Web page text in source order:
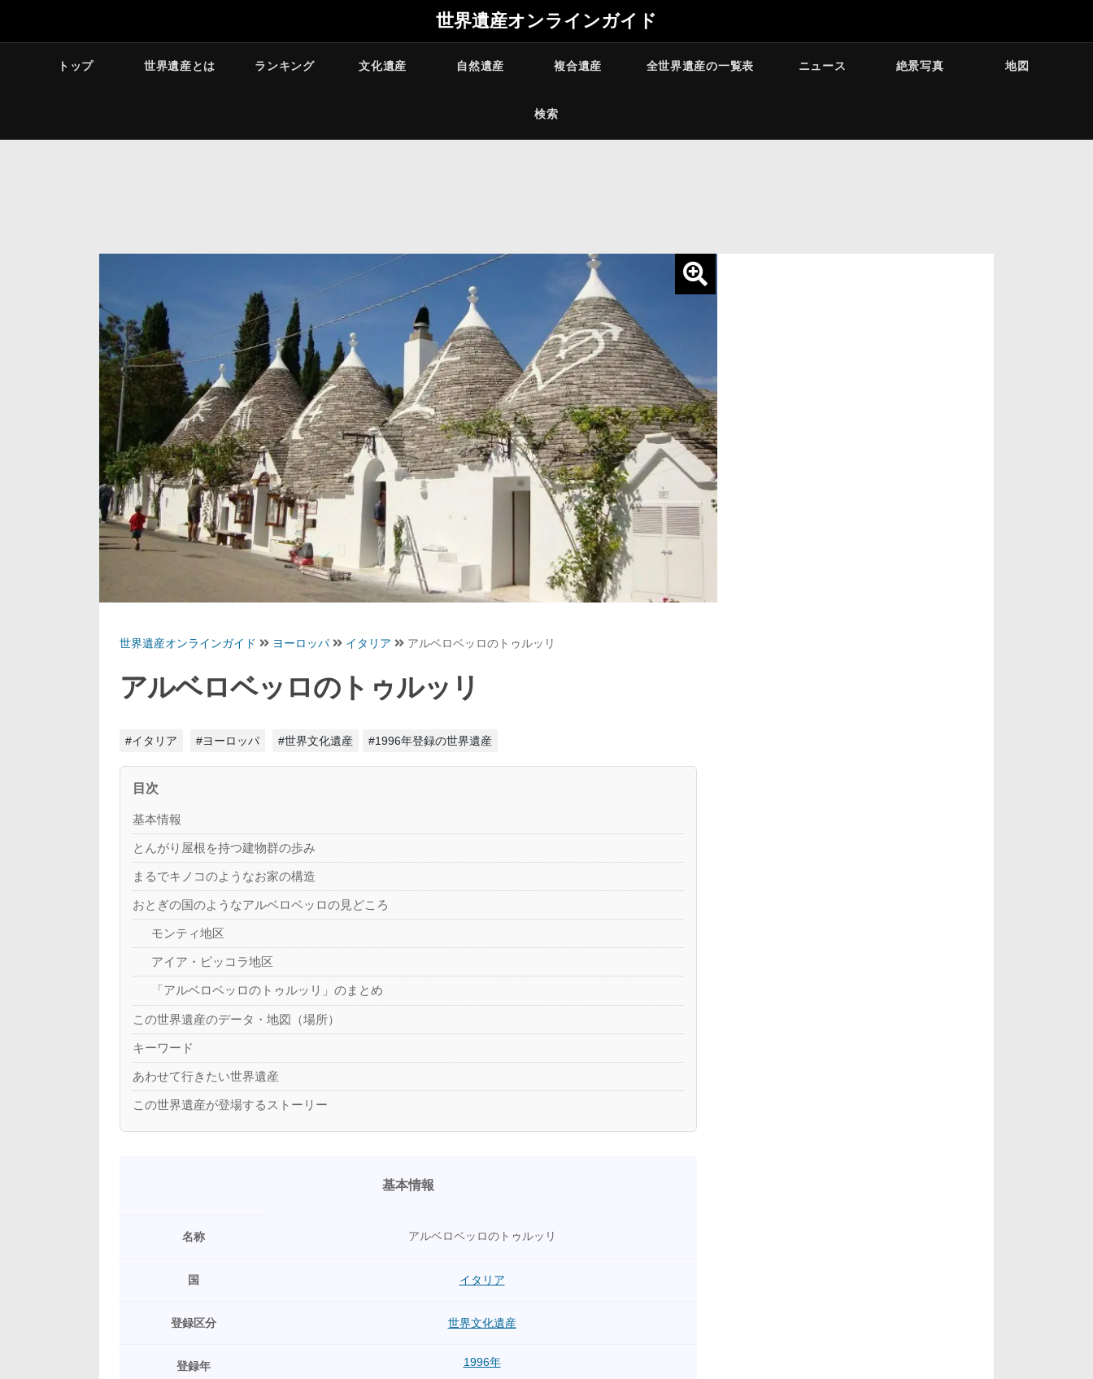
世界遺産オンラインガイド
トップ 世界遺産とは ランキング 文化遺産 自然遺産 複合遺産 全世界遺産の一覧表 ニュース 絶景写真 地図
検索
世界遺産オンラインガイド ヨーロッパ イタリア アルベロベッロのトゥルッリ
アルベロベッロのトゥルッリ
#イタリア #ヨーロッパ #世界文化遺産 #1996年登録の世界遺産
目次
基本情報
とんがり屋根を持つ建物群の歩み
まるでキノコのようなお家の構造
おとぎの国のようなアルベロベッロの見どころ
モンティ地区
アイア・ピッコラ地区
「アルベロベッロのトゥルッリ」のまとめ
この世界遺産のデータ・地図（場所）
キーワード
あわせて行きたい世界遺産
この世界遺産が登場するストーリー
基本情報
名称 アルベロベッロのトゥルッリ
国 イタリア
登録区分 世界文化遺産
登録年 1996年